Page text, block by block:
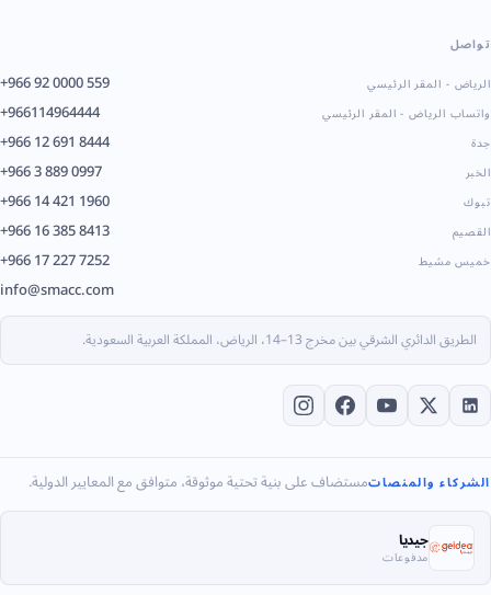
تواصل
+966 92 0000 559 الرياض - المقر الرئيسي
+966114964444 واتساب الرياض - المقر الرئيسي
+966 12 691 8444 جدة
+966 3 889 0997 الخبر
+966 14 421 1960 تبوك
+966 16 385 8413 القصيم
+966 17 227 7252 خميس مشيط
info@smacc.com
الطريق الدائري الشرقي بين مخرج 13–14، الرياض، المملكة العربية السعودية.
الشركاء والمنصاتمستضاف على بنية تحتية موثوقة، متوافق مع المعايير الدولية.
جيديا
مدفوعات